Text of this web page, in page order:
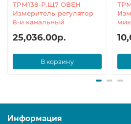
ТРМ138-Р.Щ7 ОВЕН
Измеритель-регулятор
8-и канальный
25,036.00р.
В корзину
Информация